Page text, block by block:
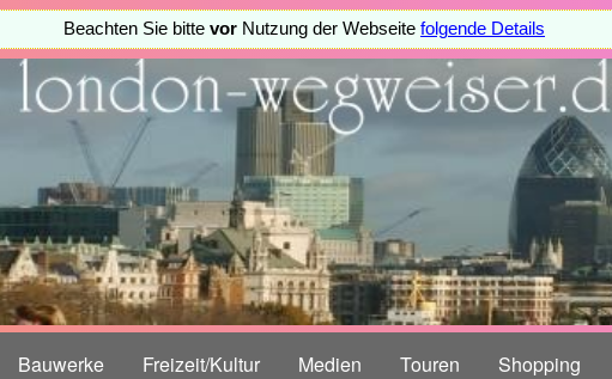
Beachten Sie bitte vor Nutzung der Webseite folgende Details
Bauwerke Freizeit/Kultur Medien Touren Shopping